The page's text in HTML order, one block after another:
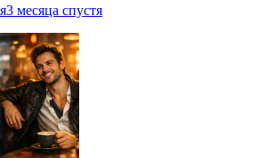
3 месяца спустя